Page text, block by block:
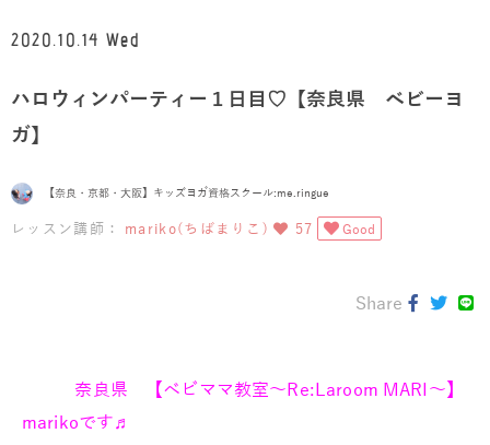
2020.10.14 Wed
ハロウィンパーティー１日目♡【奈良県 ベビーヨ
ガ】
【奈良・京都・大阪】キッズヨガ資格スクール:me.ringue
レッスン講師： mariko(ちばまりこ) 57 Good
Share
奈良県 【ベビママ教室～Re:Laroom MARI～】
marikoです♬